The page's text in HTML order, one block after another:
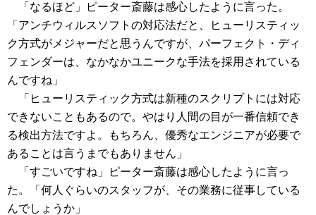
「なるほど」ピーター斎藤は感心したように言った。
「アンチウィルスソフトの対応法だと、ヒューリスティッ
ク方式がメジャーだと思うんですが、パーフェクト・ディ
フェンダーは、なかなかユニークな手法を採用されている
んですね」
「ヒューリスティック方式は新種のスクリプトには対応
できないこともあるので。やはり人間の目が一番信頼でき
る検出方法ですよ。もちろん、優秀なエンジニアが必要で
あることは言うまでもありません」
「すごいですね」ピーター斎藤は感心したように言っ
た。「何人ぐらいのスタッフが、その業務に従事している
んでしょうか」